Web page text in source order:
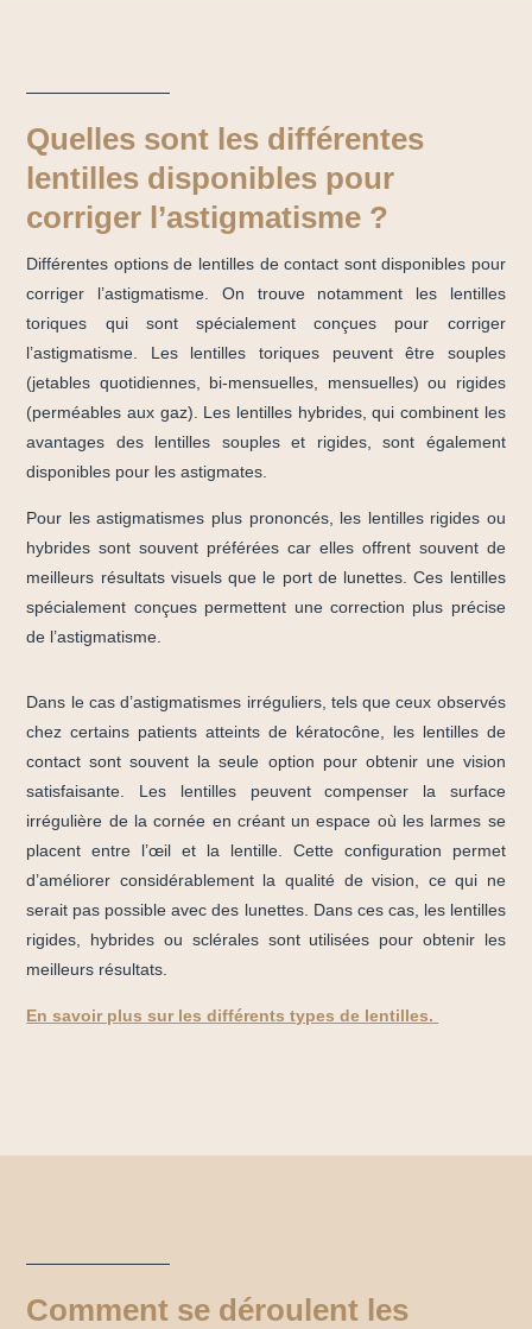
Quelles sont les différentes
lentilles disponibles pour
corriger l’astigmatisme ?
Différentes options de lentilles de contact sont disponibles pour
corriger l’astigmatisme. On trouve notamment les lentilles
toriques qui sont spécialement conçues pour corriger
l’astigmatisme. Les lentilles toriques peuvent être souples
(jetables quotidiennes, bi-mensuelles, mensuelles) ou rigides
(perméables aux gaz). Les lentilles hybrides, qui combinent les
avantages des lentilles souples et rigides, sont également
disponibles pour les astigmates.
Pour les astigmatismes plus prononcés, les lentilles rigides ou
hybrides sont souvent préférées car elles offrent souvent de
meilleurs résultats visuels que le port de lunettes. Ces lentilles
spécialement conçues permettent une correction plus précise
de l’astigmatisme.
Dans le cas d’astigmatismes irréguliers, tels que ceux observés
chez certains patients atteints de kératocône, les lentilles de
contact sont souvent la seule option pour obtenir une vision
satisfaisante. Les lentilles peuvent compenser la surface
irrégulière de la cornée en créant un espace où les larmes se
placent entre l’œil et la lentille. Cette configuration permet
d’améliorer considérablement la qualité de vision, ce qui ne
serait pas possible avec des lunettes. Dans ces cas, les lentilles
rigides, hybrides ou sclérales sont utilisées pour obtenir les
meilleurs résultats.
En savoir plus sur les différents types de lentilles.
Comment se déroulent les